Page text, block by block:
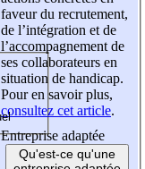
faveur du recrutement,
de l’intégration et de
l’accompagnement de
ses collaborateurs en
situation de handicap.
Pour en savoir plus,
consultez cet article.
Entreprise adaptée
Qu'est-ce qu'une